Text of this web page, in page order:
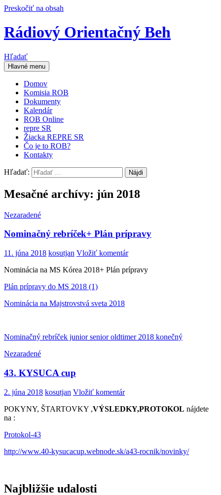
Preskočiť na obsah
Rádiový Orientačný Beh
Hľadať
Hlavné menu
Domov
Komisia ROB
Dokumenty
Kalendár
ROB Online
repre SR
Žiacka REPRE SR
Čo je to ROB?
Kontakty
Hľadať:
Mesačné archívy: jún 2018
Nezaradené
Nominačný rebríček+ Plán prípravy
11. júna 2018 kosutjan Vložiť komentár
Nominácia na MS Kórea 2018+ Plán prípravy
Plán prípravy do MS 2018 (1)
Nominácia na Majstrovstvá sveta 2018
Nominačný rebríček junior senior oldtimer 2018 konečný
Nezaradené
43. KYSUCA cup
2. júna 2018 kosutjan Vložiť komentár
POKYNY, ŠTARTOVKY ,VÝSLEDKY,PROTOKOL nájdete
na :
Protokol-43
http://www.40-kysucacup.webnode.sk/a43-rocnik/novinky/
Najbližšie udalosti